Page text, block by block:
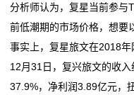
分析师认为，复星当前参与
前低潮期的市场价格，想要
事实上，复星旅文在2018
12月31日，复兴旅文的收
37.9%，净利润3.89亿元，